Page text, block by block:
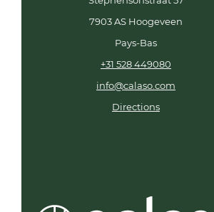
7903 AS Hoogeveen
Pays-Bas
+31 528 449080
info@calaso.com
Directions